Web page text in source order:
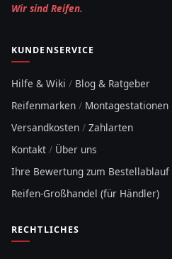
Wir sind Reifen.
KUNDENSERVICE
Hilfe & Wiki / Blog & Ratgeber
Reifenmarken / Montagestationen
Versandkosten / Zahlarten
Kontakt / Über uns
Ihre Bewertung zum Bestellablauf
Reifen-Großhandel (für Händler)
RECHTLICHES